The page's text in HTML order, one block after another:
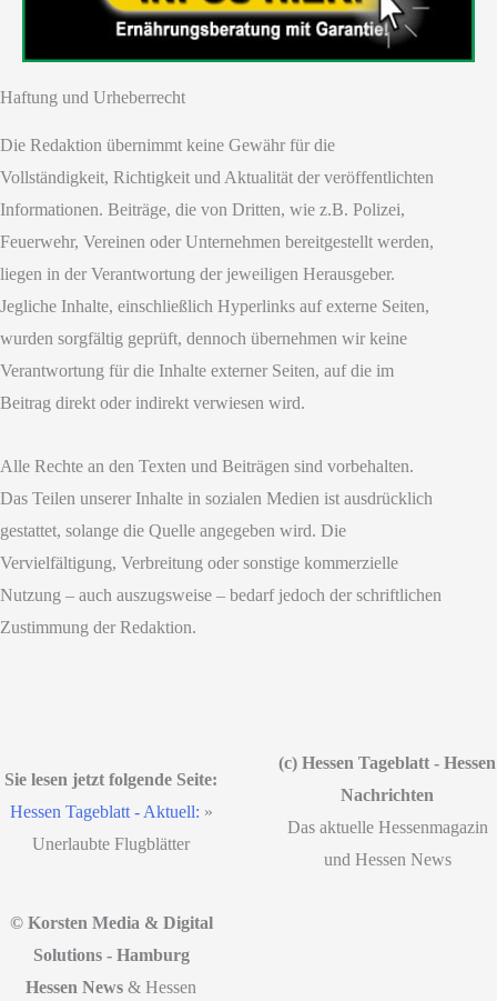
Haftung und Urheberrecht
Die Redaktion übernimmt keine Gewähr für die
Vollständigkeit, Richtigkeit und Aktualität der veröffentlichten
Informationen. Beiträge, die von Dritten, wie z.B. Polizei,
Feuerwehr, Vereinen oder Unternehmen bereitgestellt werden,
liegen in der Verantwortung der jeweiligen Herausgeber.
Jegliche Inhalte, einschließlich Hyperlinks auf externe Seiten,
wurden sorgfältig geprüft, dennoch übernehmen wir keine
Verantwortung für die Inhalte externer Seiten, auf die im
Beitrag direkt oder indirekt verwiesen wird.
Alle Rechte an den Texten und Beiträgen sind vorbehalten.
Das Teilen unserer Inhalte in sozialen Medien ist ausdrücklich
gestattet, solange die Quelle angegeben wird. Die
Vervielfältigung, Verbreitung oder sonstige kommerzielle
Nutzung – auch auszugsweise – bedarf jedoch der schriftlichen
Zustimmung der Redaktion.
Sie lesen jetzt folgende Seite:
Hessen Tageblatt - Aktuell: »
Unerlaubte Flugblätter
(c) Hessen Tageblatt - Hessen
Nachrichten
Das aktuelle Hessenmagazin
und Hessen News
© Korsten Media & Digital
Solutions - Hamburg
Hessen News & Hessen